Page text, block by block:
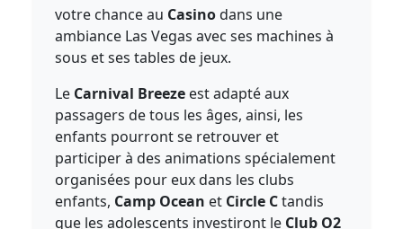
votre chance au Casinodans une
ambiance Las Vegas avec ses machines à
sous et ses tables de jeux.
Le Carnival Breeze est adapté aux
passagers de tous les âges, ainsi, les
enfants pourront se retrouver et
participer à des animations spécialement
organisées pour eux dans les clubs
enfants, Camp Ocean et Circle Ctandis
que les adolescents investiront le Club O2